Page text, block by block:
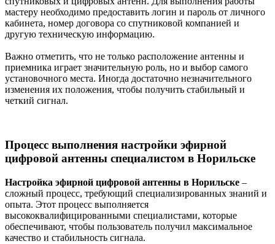
мастеру необходимо предоставить логин и пароль от личного
кабинета, номер договора со спутниковой компанией и
другую техническую информацию.
Важно отметить, что не только расположение антенны и
приемника играет значительную роль, но и выбор самого
установочного места. Иногда достаточно незначительного
изменения их положения, чтобы получить стабильный и
четкий сигнал.
Процесс выполнения настройки эфирной
цифровой антенны специалистом в Норильске
Настройка эфирной цифровой антенны в Норильске –
сложный процесс, требующий специализированных знаний и
опыта. Этот процесс выполняется
высококвалифицированными специалистами, которые
обеспечивают, чтобы пользователь получил максимальное
качество и стабильность сигнала.